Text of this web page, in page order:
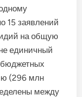
15 заявлений
на общую
единичный
(296 млн
между